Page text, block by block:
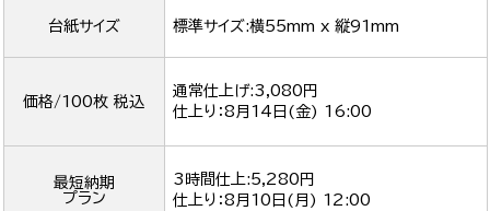
台紙サイズ 標準サイズ:横55mm x 縦91mm
価格/100枚 税込
通常仕上げ:3,080円
仕上り：8月14日(金) 16:00
最短納期
プラン
3時間仕上:5,280円
仕上り：8月10日(月) 12:00